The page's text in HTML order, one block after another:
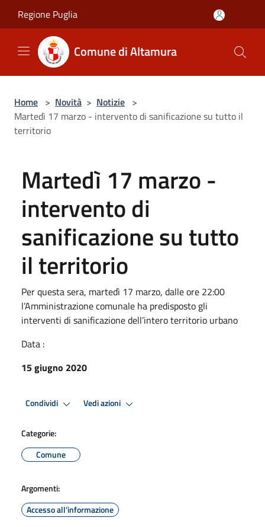
Regione Puglia
Comune di Altamura
Home > Novità > Notizie >
Martedì 17 marzo - intervento di sanificazione su tutto il
territorio
Martedì 17 marzo -
intervento di
sanificazione su tutto
il territorio
Per questa sera, martedì 17 marzo, dalle ore 22:00
l’Amministrazione comunale ha predisposto gli
interventi di sanificazione dell’intero territorio urbano
Data :
15 giugno 2020
Condividi Vedi azioni
Categorie:
Comune
Argomenti:
Accesso all'informazione